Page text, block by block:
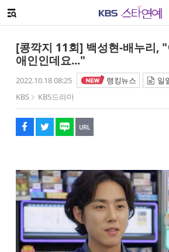
메뉴 열기
[콩깍지 11회] 백성현-배누리,
애인인데요..."
2022.10.18 08:25 랭킹뉴스
일
KBS
KBS드라마
페이스북
트위터
네이버
URL복사
글씨 작게보기
글씨 크게보기